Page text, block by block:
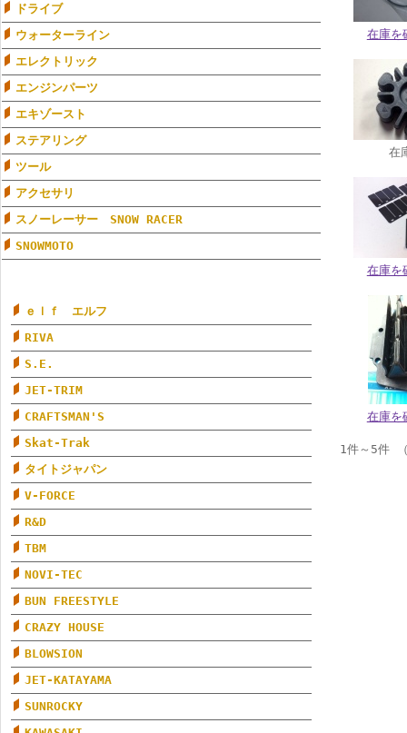
ドライブ
ウォーターライン
エレクトリック
エンジンパーツ
エキゾースト
ステアリング
ツール
アクセサリ
スノーレーサー SNOW RACER
SNOWMOTO
ｅｌｆ エルフ
RIVA
S.E.
JET-TRIM
CRAFTSMAN'S
Skat-Trak
タイトジャパン
V-FORCE
R&D
TBM
NOVI-TEC
BUN FREESTYLE
CRAZY HOUSE
BLOWSION
JET-KATAYAMA
SUNROCKY
在庫を
在
在庫を
在庫を
1件～5件